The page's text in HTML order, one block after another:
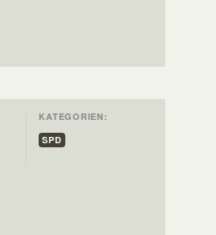
KATEGORIEN:
SPD